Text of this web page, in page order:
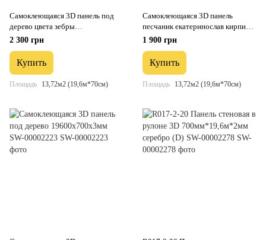
Самоклеющаяся 3D панель под
дерево цвета зебры
19600х700х3мм SW-00001475
2 300 грн
Купить
Площадь 13,72м2 (19,6м*70см)
Самоклеющаяся 3D панель
песчаник екатеринослав кирпич
19600х700х3мм SW-00001735
1 900 грн
Купить
Площадь 13,72м2 (19,6м*70см)